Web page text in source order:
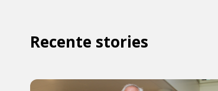
Recente stories